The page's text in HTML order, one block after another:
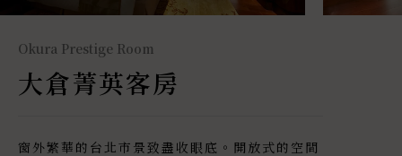
Okura Prestige Room
大倉菁英客房
窗外繁華的台北市景致盡收眼底。開放式的空間